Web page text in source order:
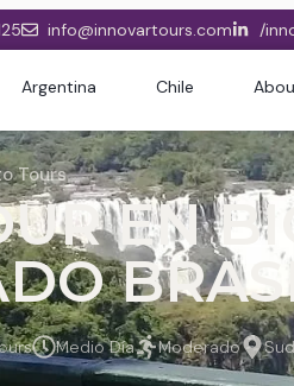
info@innovartours.com /
Argentina Chile
Tours
EN
Medio Día Moderado